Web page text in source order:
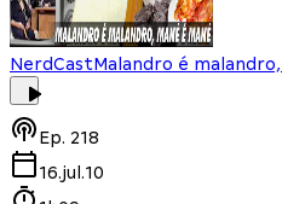
NerdCastMalandro é
Ep. 218
16.jul.10